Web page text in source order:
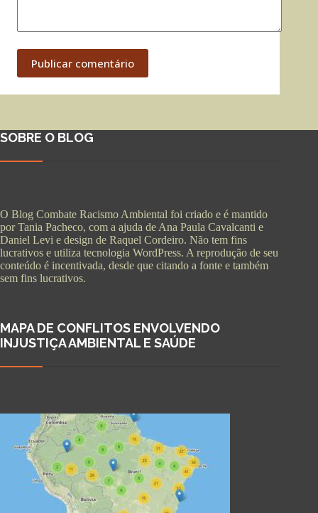
Publicar comentário
SOBRE O BLOG
O Blog Combate Racismo Ambiental foi criado e é mantido
por Tania Pacheco, com a ajuda de Ana Paula Cavalcanti e
Daniel Levi e design de Raquel Cordeiro. Não tem fins
lucrativos e utiliza tecnologia WordPress. A reprodução de seu
conteúdo é incentivada, desde que citando a fonte e também
sem fins lucrativos.
MAPA DE CONFLITOS ENVOLVENDO
INJUSTIÇA AMBIENTAL E SAÚDE